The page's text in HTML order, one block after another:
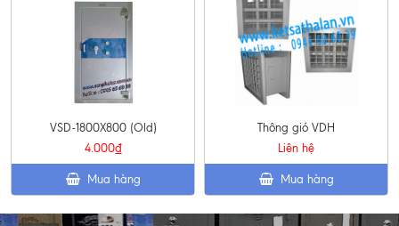
VSD-1800X800 (Old)
4.000₫
Mua hàng
Thông gió VDH
Liên hệ
Mua hàng